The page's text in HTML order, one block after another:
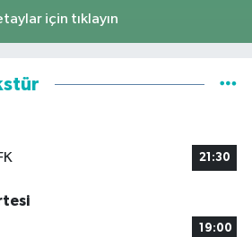
için tıklayın
21:30
19:00